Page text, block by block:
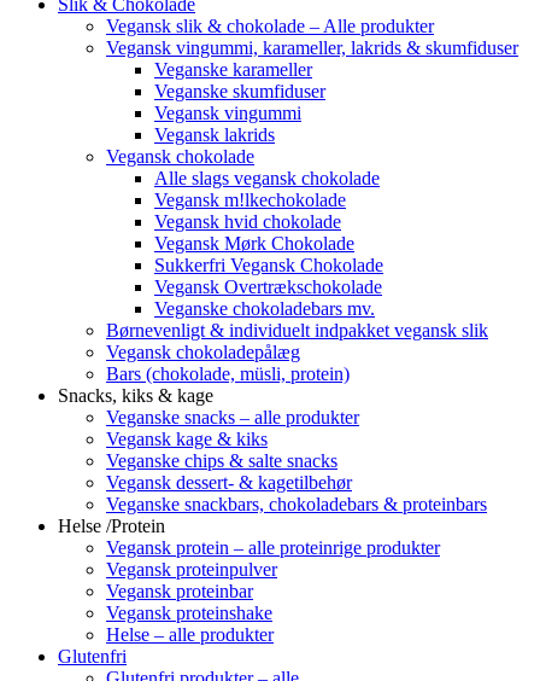
Vegansk slik & chokolade – Alle produkter
Vegansk vingummi, karameller, lakrids & skumfiduser
Veganske karameller
Veganske skumfiduser
Vegansk vingummi
Vegansk lakrids
Vegansk chokolade
Alle slags vegansk chokolade
Vegansk m!lkechokolade
Vegansk hvid chokolade
Vegansk Mørk Chokolade
Sukkerfri Vegansk Chokolade
Vegansk Overtrækschokolade
Veganske chokoladebars mv.
Børnevenligt & individuelt indpakket vegansk slik
Vegansk chokoladepålæg
Bars (chokolade, müsli, protein)
Snacks, kiks & kage
Veganske snacks – alle produkter
Vegansk kage & kiks
Veganske chips & salte snacks
Vegansk dessert- & kagetilbehør
Veganske snackbars, chokoladebars & proteinbars
Helse /Protein
Vegansk protein – alle proteinrige produkter
Vegansk proteinpulver
Vegansk proteinbar
Vegansk proteinshake
Helse – alle produkter
Glutenfri